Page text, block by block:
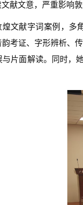
献文意，严重影响
文献字词案例，多
考证、字形辨析、
片面解读。同时，